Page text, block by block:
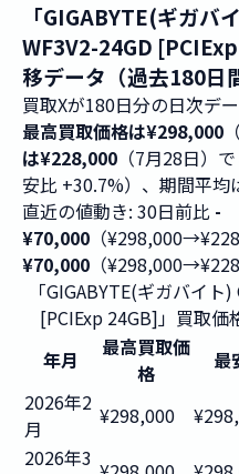
「GIGABYTE(ギガバ
WF3V2-24GD
移データ（過去180日
買取Xが180日分の日次デ
最高買取価格は¥298,000
は¥228,000 （7月28日）
安比 +30.7%）、期間平均
直近の値動き: 30日前比 -
¥70,000 （
¥70,000 （
「GIGABYTE(ギガバイ
[PCIExp 24GB]」買取価
年月
最高買取価
格
最
2026年2
月
¥298,000
2026年3